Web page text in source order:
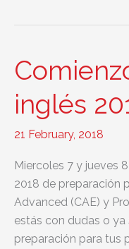
de
Cambridge
en
Uruguay
2022
inglés
21 February, 2018
Miercoles 7 y jueves
2018 de preparación
Advanced (CAE) y
estás con dudas o
preparación para tus